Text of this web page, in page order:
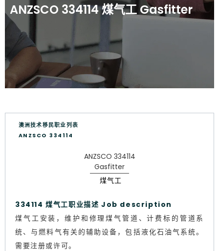
ANZSCO 334114 煤气工 Gasfitter
澳洲技术移民职业列表
ANZSCO 334114
ANZSCO 334114
Gasfitter
煤气工
334114 煤气工职业描述 Job description
煤气工安装，维护和修理煤气管道、计费标的管道系
统、与燃料气有关的辅助设备，包括液化石油气系统。
需要注册或许可。